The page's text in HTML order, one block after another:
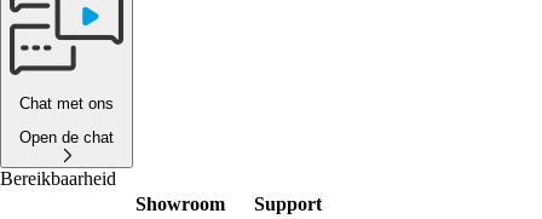
Chat met ons
Open de chat
Bereikbaarheid
Showroom
Support